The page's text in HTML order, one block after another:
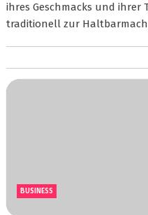
ihres Geschmacks und ihrer
traditionell zur
BUSINESS